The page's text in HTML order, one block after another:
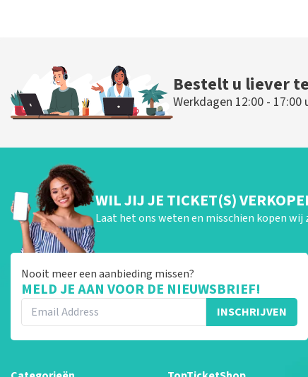
Bestelt u liever
Werkdagen 12:00 - 17:00
WIL JIJ JE TICKET(S)
Laat het ons weten en misschien kopen wij
Nooit meer een aanbieding missen?
MELD JE AAN VOOR DE NIEUWSBRIEF!
INSCHRIJVEN